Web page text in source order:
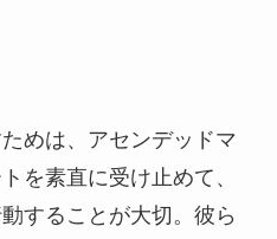
めは、アセンデッドマ
を素直に受け止めて、
することが大切。彼ら